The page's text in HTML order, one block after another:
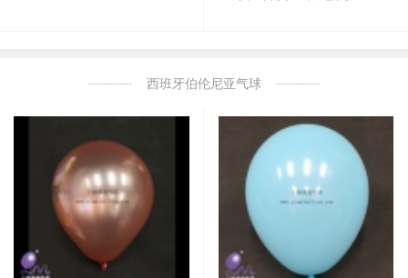
西班牙伯伦尼亚气球